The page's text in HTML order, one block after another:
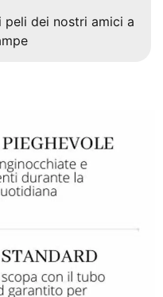
peli dei nostri amici a